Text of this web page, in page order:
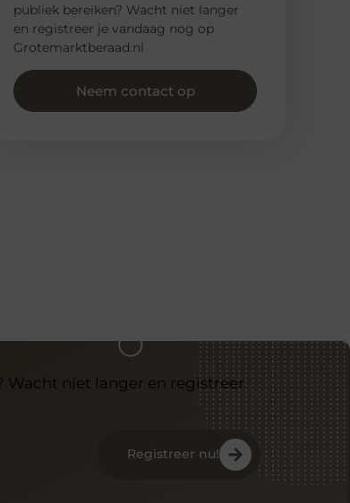
publiek bereiken? Wacht niet langer
en registreer je vandaag nog op
Grotemarktberaad.nl
Neem contact op
niet langer en registreer
Registreer nu!